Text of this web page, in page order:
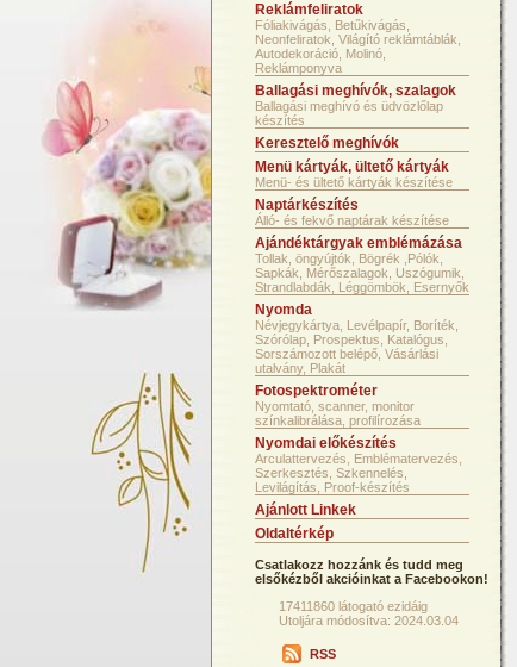
Reklámfeliratok
Fóliakivágás, Betűkivágás,
Neonfeliratok, Világító reklámtáblák,
Autodekoráció, Molinó,
Reklámponyva
Ballagási meghívók, szalagok
Ballagási meghívó és üdvözlőlap
készítés
Keresztelő meghívók
Menü kártyák, ültető kártyák
Menü- és ültető kártyák készítése
Naptárkészítés
Álló- és fekvő naptárak készítése
Ajándéktárgyak emblémázása
Tollak, öngyújtók, Bögrék ,Pólók,
Sapkák, Mérőszalagok, Uszógumik,
Strandlabdák, Léggömbök, Esernyők
Nyomda
Névjegykártya, Levélpapír, Boríték,
Szórólap, Prospektus, Katalógus,
Sorszámozott belépő, Vásárlási
utalvány, Plakát
Fotospektrométer
Nyomtató, scanner, monitor
színkalibrálása, profilírozása
Nyomdai előkészítés
Arculattervezés, Emblématervezés,
Szerkesztés, Szkennelés,
Levilágítás, Proof-készítés
Ajánlott Linkek
Oldaltérkép
Csatlakozz hozzánk és tudd meg
elsőkézből akcióinkat a Facebookon!
17411860 látogató ezidáig
Utoljára módosítva: 2024.03.04
RSS